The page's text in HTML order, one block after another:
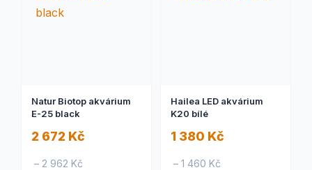
Natur Biotop akvárium
E-25 black
2 672 Kč
– 2 962 Kč
Hailea LED akvárium
K20 bílé
1 380 Kč
– 1 460 Kč